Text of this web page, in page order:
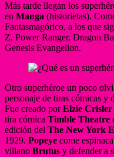
Más tarde llegan los
en Manga (historietas).
Fantasmagórico, a los que
Z, Power Ranger, Dragon
Genesis Evangelion.
Otro superhéroe un poco
personaje de tiras cómicas y
Fue creado porElzie Crisler
tira cómica Timble Theatre
edición del The New York
1929. Popeye come
villano Brutus y defender a